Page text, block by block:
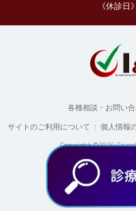
《休診
各種相談・お問い
サイトのご利用について | 個人情報
Copyright ©2026